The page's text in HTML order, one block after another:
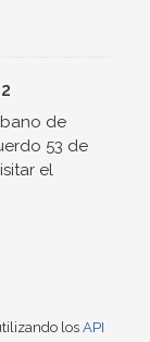
de
53 de
el
los API